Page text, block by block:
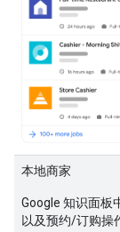
本地商家
Google 知识面板
以及预约/订购操